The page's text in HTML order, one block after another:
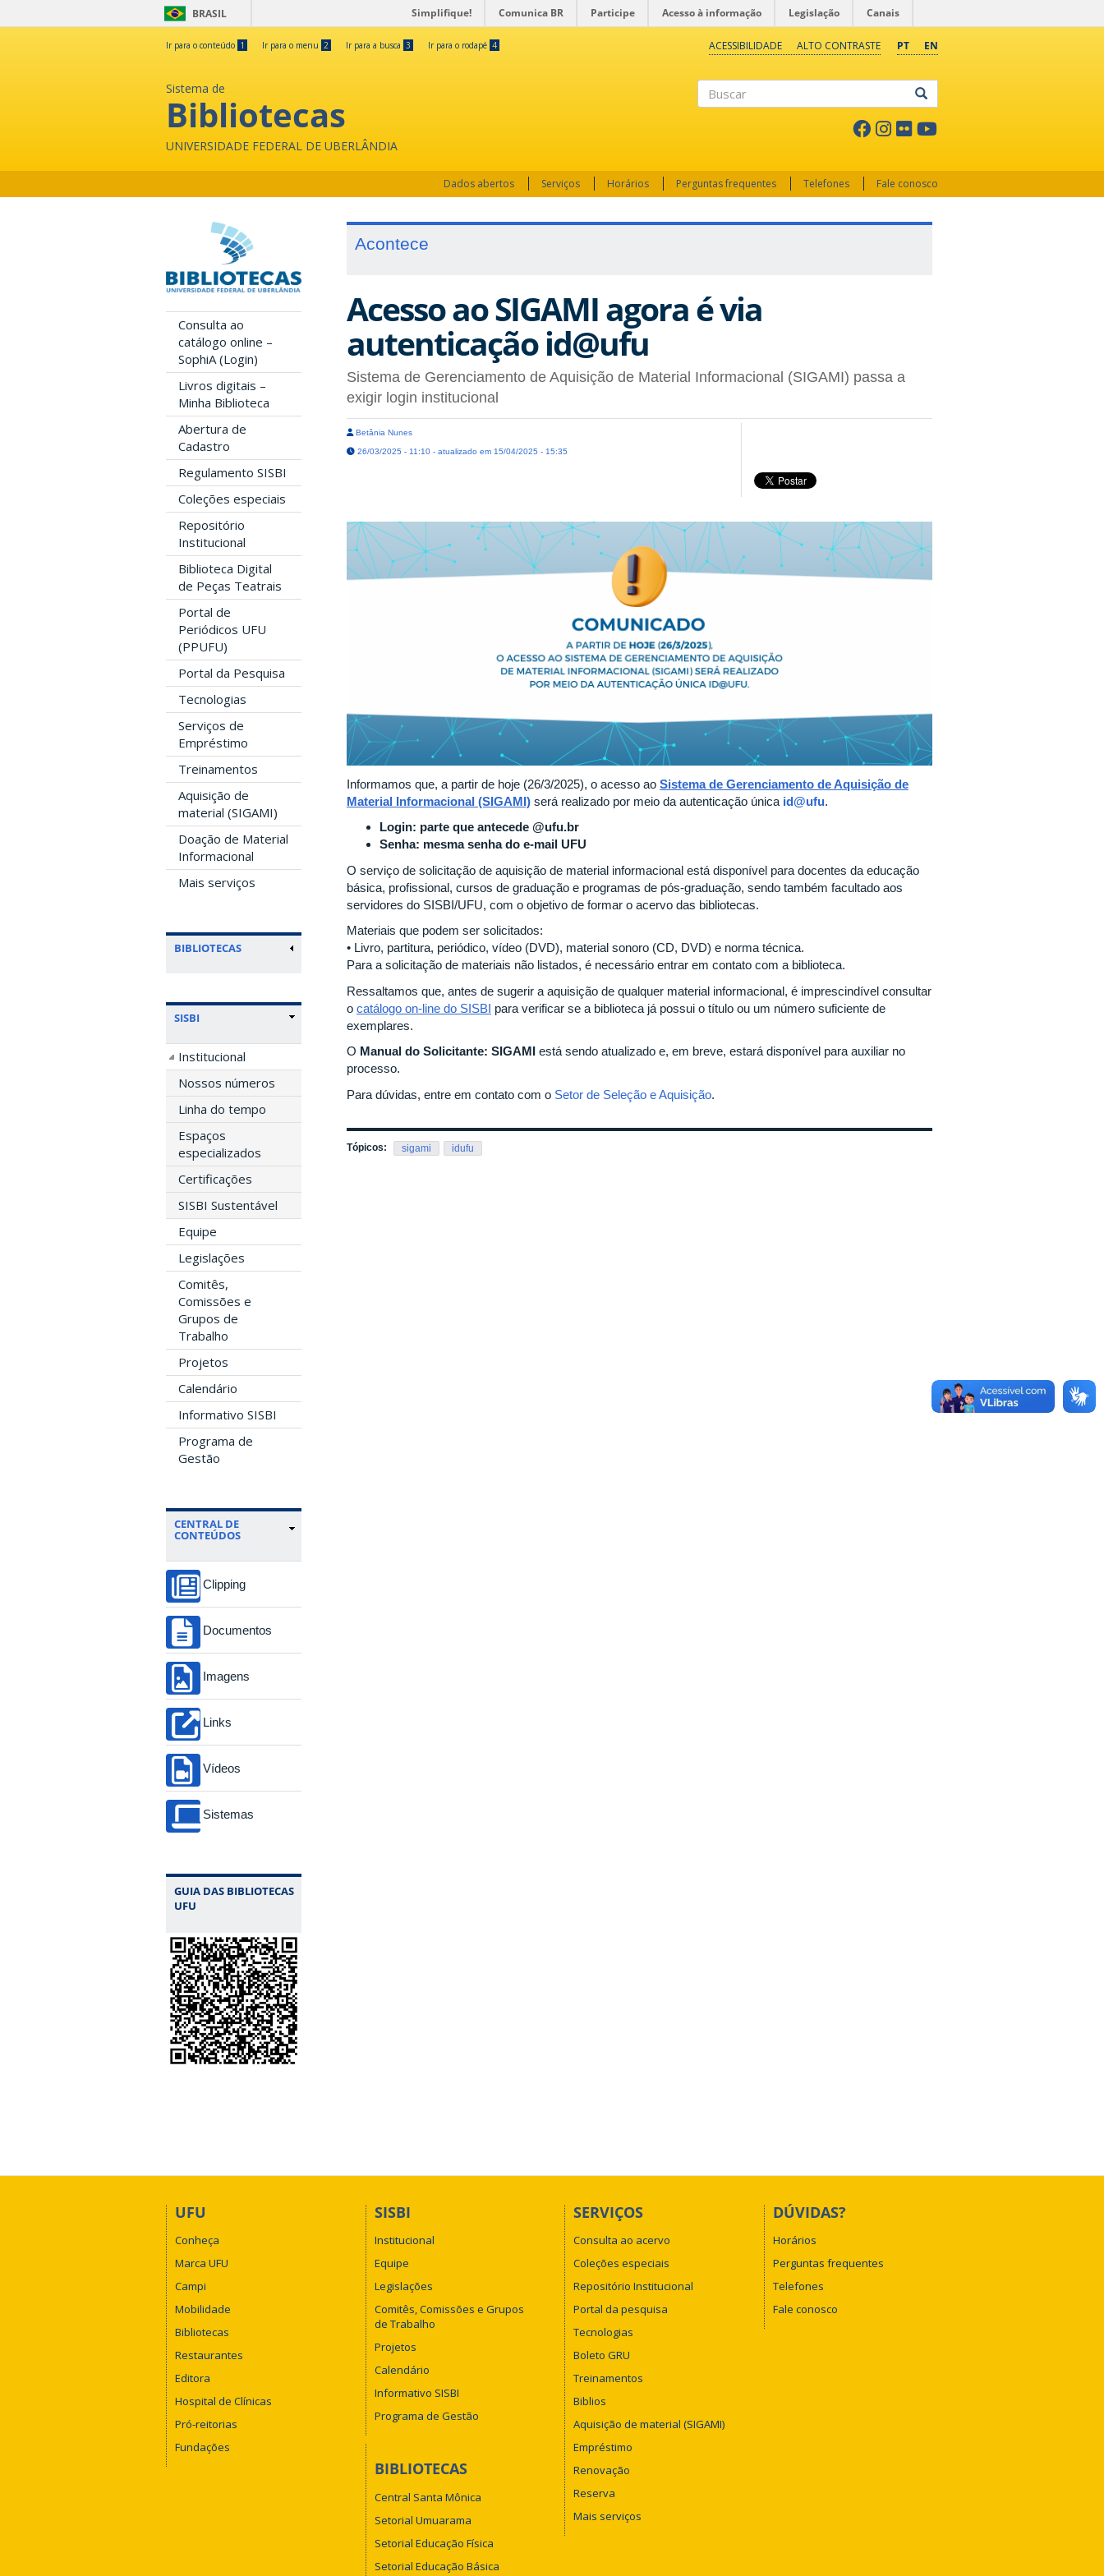
BRASIL Simplifique! Comunica BR Participe Acesso à informação Legislação Canais
Ir para o conteúdo 1 Ir para o menu 2 Ir para a busca 3 Ir para o rodapé 4 PT EN
ACESSIBILIDADE ALTO CONTRASTE
Sistema de
Bibliotecas
UNIVERSIDADE FEDERAL DE UBERLÂNDIA
Dados abertos Serviços Horários Perguntas frequentes Telefones Fale conosco
Consulta ao
catálogo online –
SophiA (Login)
Livros digitais –
Minha Biblioteca
Abertura de
Cadastro
Regulamento SISBI
Coleções especiais
Repositório
Institucional
Biblioteca Digital
de Peças Teatrais
Portal de
Periódicos UFU
(PPUFU)
Portal da Pesquisa
Tecnologias
Serviços de
Empréstimo
Treinamentos
Aquisição de
material (SIGAMI)
Doação de Material
Informacional
Mais serviços
BIBLIOTECAS
SISBI
Institucional
Nossos números
Linha do tempo
Espaços
especializados
Certificações
SISBI Sustentável
Equipe
Legislações
Comitês,
Comissões e
Grupos de
Trabalho
Projetos
Calendário
Informativo SISBI
Programa de
Gestão
CENTRAL DE
CONTEÚDOS
Clipping
Documentos
Imagens
Links
Vídeos
Sistemas
GUIA DAS BIBLIOTECAS
UFU
Acontece
Acesso ao SIGAMI agora é via
autenticação id@ufu
Sistema de Gerenciamento de Aquisição de Material Informacional (SIGAMI) passa a
exigir login institucional
Betânia Nunes
26/03/2025 - 11:10 - atualizado em 15/04/2025 - 15:35
Informamos que, a partir de hoje (26/3/2025), o acesso ao Sistema de Gerenciamento de Aquisição de
Material Informacional (SIGAMI) será realizado por meio da autenticação única id@ufu.
Login: parte que antecede @ufu.br
Senha: mesma senha do e-mail UFU
O serviço de solicitação de aquisição de material informacional está disponível para docentes da educação
básica, profissional, cursos de graduação e programas de pós-graduação, sendo também facultado aos
servidores do SISBI/UFU, com o objetivo de formar o acervo das bibliotecas.
Materiais que podem ser solicitados:
• Livro, partitura, periódico, vídeo (DVD), material sonoro (CD, DVD) e norma técnica.
Para a solicitação de materiais não listados, é necessário entrar em contato com a biblioteca.
Ressaltamos que, antes de sugerir a aquisição de qualquer material informacional, é imprescindível consultar
o catálogo on-line do SISBI para verificar se a biblioteca já possui o título ou um número suficiente de
exemplares.
O Manual do Solicitante: SIGAMI está sendo atualizado e, em breve, estará disponível para auxiliar no
processo.
Para dúvidas, entre em contato com o Setor de Seleção e Aquisição.
Tópicos: sigami idufu
UFU
Conheça
Marca UFU
Campi
Mobilidade
Bibliotecas
Restaurantes
Editora
Hospital de Clínicas
Pró-reitorias
Fundações
SISBI
Institucional
Equipe
Legislações
Comitês, Comissões e Grupos
de Trabalho
Projetos
Calendário
Informativo SISBI
Programa de Gestão
BIBLIOTECAS
Central Santa Mônica
Setorial Umuarama
Setorial Educação Física
Setorial Educação Básica
SERVIÇOS
Consulta ao acervo
Coleções especiais
Repositório Institucional
Portal da pesquisa
Tecnologias
Boleto GRU
Treinamentos
Biblios
Aquisição de material (SIGAMI)
Empréstimo
Renovação
Reserva
Mais serviços
DÚVIDAS?
Horários
Perguntas frequentes
Telefones
Fale conosco